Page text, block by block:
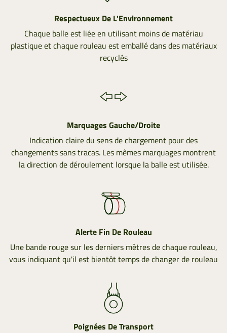
Respectueux De L'Environnement
Chaque balle est liée en utilisant moins de matériau
plastique et chaque rouleau est emballé dans des matériaux
recyclés
Marquages Gauche/Droite
Indication claire du sens de chargement pour des
changements sans tracas. Les mêmes marquages montrent
la direction de déroulement lorsque la balle est utilisée.
Alerte Fin De Rouleau
Une bande rouge sur les derniers mètres de chaque rouleau,
vous indiquant qu'il est bientôt temps de changer de rouleau
Poignées De Transport